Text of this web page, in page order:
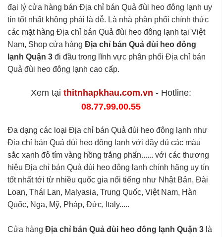
đại lý cửa hàng bán Địa chỉ bán Quả đùi heo đông lạnh uy
tín tốt nhất không phải là dễ. Là nhà phân phối chính thức
các mặt hàng Địa chỉ bán Quả đùi heo đông lạnh tại Việt
Nam, Shop cửa hàng Địa chỉ bán Quả đùi heo đông
lạnh Quận 3 đi đầu trong lĩnh vực phân phối Địa chỉ bán
Quả đùi heo đông lạnh cao cấp.
Xem tại thitnhapkhau.com.vn - Hotline:
08.77.99.00.55
Đa dạng các loại Địa chỉ bán Quả đùi heo đông lạnh như
Địa chỉ bán Quả đùi heo đông lạnh với đầy đủ các màu
sắc xanh đỏ tím vàng hồng trắng phấn...... với các thương
hiệu Địa chỉ bán Quả đùi heo đông lạnh chính hãng uy tín
tốt nhất tới từ nhiều quốc gia nổi tiếng như Nhật Bản, Đài
Loan, Thái Lan, Malyasia, Trung Quốc, Việt Nam, Hàn
Quốc, Nga, Mỹ, Pháp, Đức, Italy.....
Cửa hàng Địa chỉ bán Quả đùi heo đông lạnh Quận 3 là